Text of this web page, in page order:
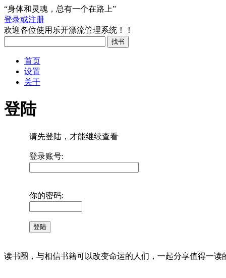
“身体和灵魂，总有一个在路上”
登录或注册
欢迎各位使用乐开漂流管理系统！！
首页
设置
关于
登陆
请先登陆，才能继续查看
登录账号:
你的密码:
读书圈，与相信书籍可以改变命运的人们，一起分享值得一读